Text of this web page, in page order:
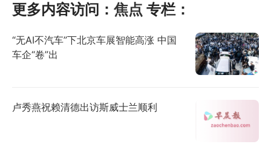
更多内容访问： 焦点 专栏：
“无AI不汽车”下北京车展智能高涨 中国
车企“卷”出
卢秀燕祝赖清德出访斯威士兰顺利